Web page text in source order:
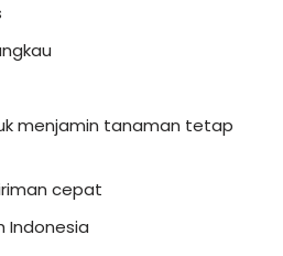
menjamin tanaman tetap
cepat
Indonesia